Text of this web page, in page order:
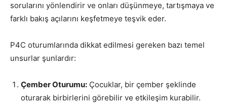
sorularını yönlendirir ve onları düşünmeye, tartışmaya ve
farklı bakış açılarını keşfetmeye teşvik eder.
P4C oturumlarında dikkat edilmesi gereken bazı temel
unsurlar şunlardır:
Çember Oturumu: Çocuklar, bir çember şeklinde
oturarak birbirlerini görebilir ve etkileşim kurabilir.